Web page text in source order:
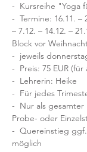
-  Kursreihe "Yoga
-  Termine: 16.11. –
– 7.12. – 14.12. –
Block vor
-  jeweils
-  Preis: 75 EUR
-  Lehrerin: Heike
-  Für jedes
-  Nur als
Probe- oder
-  Quereinstieg
möglich